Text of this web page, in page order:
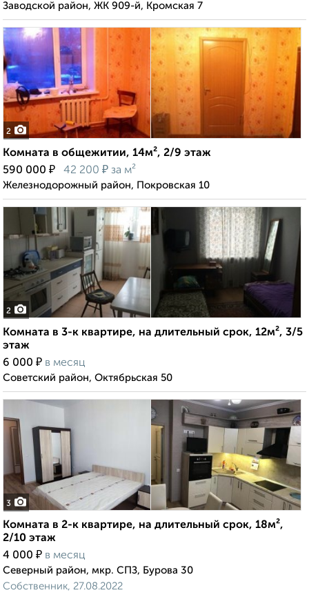
Заводской район, ЖК 909-й, Кромская 7
2
Комната в общежитии, 14м², 2/9 этаж
590 000 ₽ 42 200 ₽ за м²
Железнодорожный район, Покровская 10
2
Комната в 3-к квартире, на длительный срок, 12м², 3/5
этаж
6 000 ₽ в месяц
Советский район, Октябрьская 50
3
Комната в 2-к квартире, на длительный срок, 18м²,
2/10 этаж
4 000 ₽ в месяц
Северный район, мкр. СПЗ, Бурова 30
Собственник, 27.08.2022